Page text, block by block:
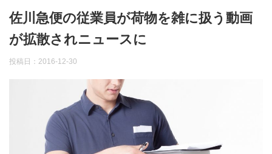
佐川急便の従業員が荷物を雑に扱う動画
が拡散されニュースに
投稿日： 2016-12-30